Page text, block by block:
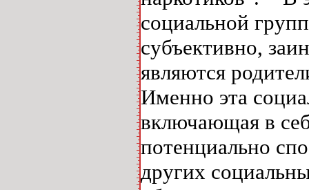
социальной
субъективно,
являются
Именно эта
включающая в
потенциально
других